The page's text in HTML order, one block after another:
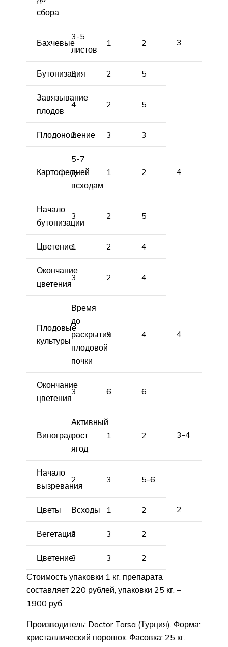
сбора
Бахчевые
3-5
листов
1 2 3
Бутонизация
3 2 5
Завязывание
плодов
4 2 5
Плодоношение
2 3 3
Картофель
5-7
дней
всходам
1 2 4
Начало
бутонизации
3 2 5
Цветение1 2 4
Окончание
цветения
3 2 4
Плодовые
культуры
Время
до
раскрытия
плодовой
почки
3 4 4
Окончание
цветения
3 6 6
Виноград
Активный
рост
ягод
1 2 3-4
Начало
вызревания
2 3 5-6
Цветы Всходы 1 2 2
Вегетация
3 3 2
Цветение3 3
2
Стоимость упаковки 1 кг. препарата
составляет 220 рублей, упаковки 25 кг. –
1900 руб.
Производитель: Doctor Tarsa (Турция). Форма:
кристаллический порошок. Фасовка: 25 кг.